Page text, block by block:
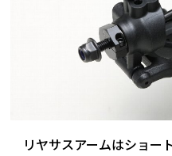
リヤサスアームはショー